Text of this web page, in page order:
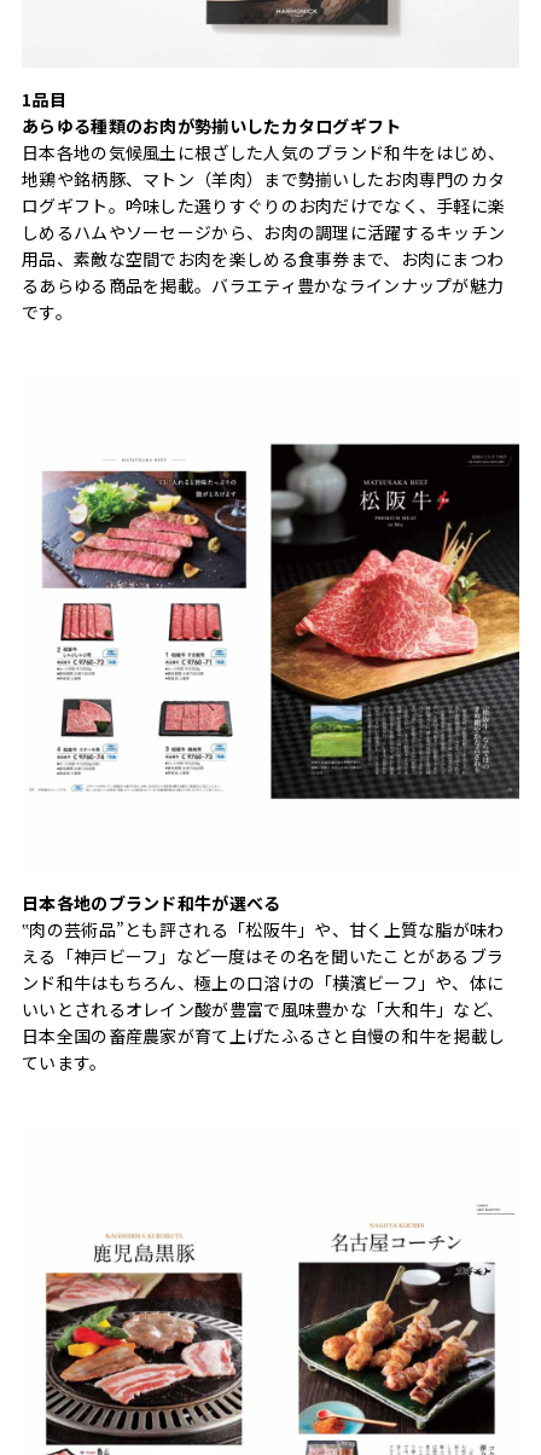
1品目
あらゆる種類のお肉が勢揃いしたカタログギフト
日本各地の気候風土に根ざした人気のブランド和牛をはじめ、
地鶏や銘柄豚、マトン（羊肉）まで勢揃いしたお肉専門のカタ
ログギフト。吟味した選りすぐりのお肉だけでなく、手軽に楽
しめるハムやソーセージから、お肉の調理に活躍するキッチン
用品、素敵な空間でお肉を楽しめる食事券まで、お肉にまつわ
るあらゆる商品を掲載。バラエティ豊かなラインナップが魅力
です。
日本各地のブランド和牛が選べる
‟肉の芸術品”とも評される「松阪牛」や、甘く上質な脂が味わ
える「神戸ビーフ」など一度はその名を聞いたことがあるブラ
ンド和牛はもちろん、極上の口溶けの「横濱ビーフ」や、体に
いいとされるオレイン酸が豊富で風味豊かな「大和牛」など、
日本全国の畜産農家が育て上げたふるさと自慢の和牛を掲載し
ています。